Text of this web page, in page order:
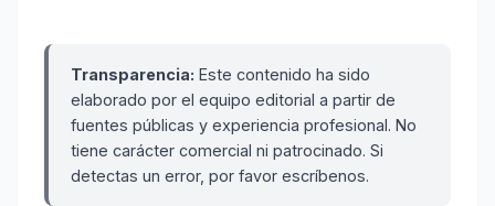
Transparencia: Este contenido ha sido
elaborado por el equipo editorial a partir de
fuentes públicas y experiencia profesional. No
tiene carácter comercial ni patrocinado. Si
detectas un error, por favor escríbenos.